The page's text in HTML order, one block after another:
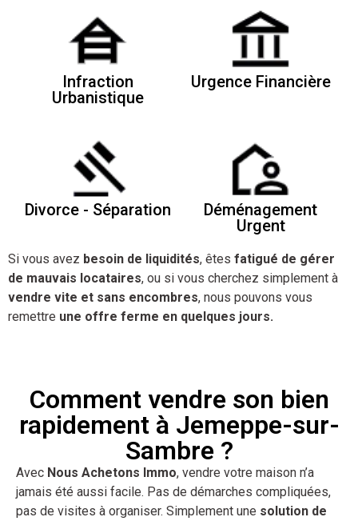
Infraction
Urbanistique
Urgence Financière
Divorce - Séparation
Déménagement
Urgent
Si vous avez besoin de liquidités, êtes fatigué de gérer
de mauvais locataires, ou si vous cherchez simplement à
vendre vite et sans encombres, nous pouvons vous
remettre une offre ferme en quelques jours.
Comment vendre son bien
rapidement à Jemeppe-sur-
Sambre ?
Avec Nous Achetons Immo, vendre votre maison n’a
jamais été aussi facile. Pas de démarches compliquées,
pas de visites à organiser. Simplement une solution de